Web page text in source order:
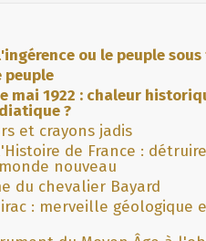
ou le peuple
peuple
mai 1922 : chaleur
?
et crayons jadis
de France :
nouveau
du chevalier Bayard
: merveille géologique